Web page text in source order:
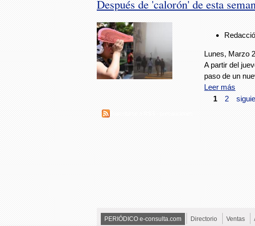
Después de 'calorón' de esta
Lunes, Marzo
A partir del
paso de un
Leer más
1
2
PERIÓDICO e-consulta.com Directorio Ventas